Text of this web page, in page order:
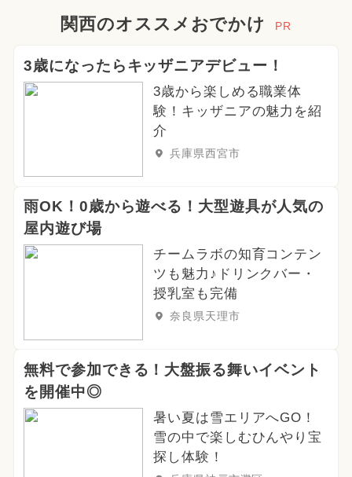
2025年10月のイベント
2026年2月のイベント
2025年8月のイベント
2025年2月のイベント
2024年8月のイベント
2026年3月のイベント
2024年10月のイベント グルメフェス
2024年6月のイベント
2026年5月のイベント
2025年4月のイベント
関西のオススメおでかけ PR
3歳になったらキッザニアデビュー！
3歳から楽しめる職業体
験！キッザニアの魅力を紹
介
兵庫県西宮市
雨OK！0歳から遊べる！大型遊具が人気の
屋内遊び場
チームラボの知育コンテン
ツも魅力♪ドリンクバー・
授乳室も完備
奈良県天理市
無料で参加できる！大盤振る舞いイベント
を開催中◎
暑い夏は雪エリアへGO！
雪の中で楽しむひんやり宝
探し体験！